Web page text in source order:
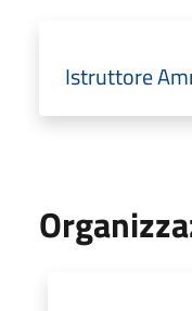
Istruttore